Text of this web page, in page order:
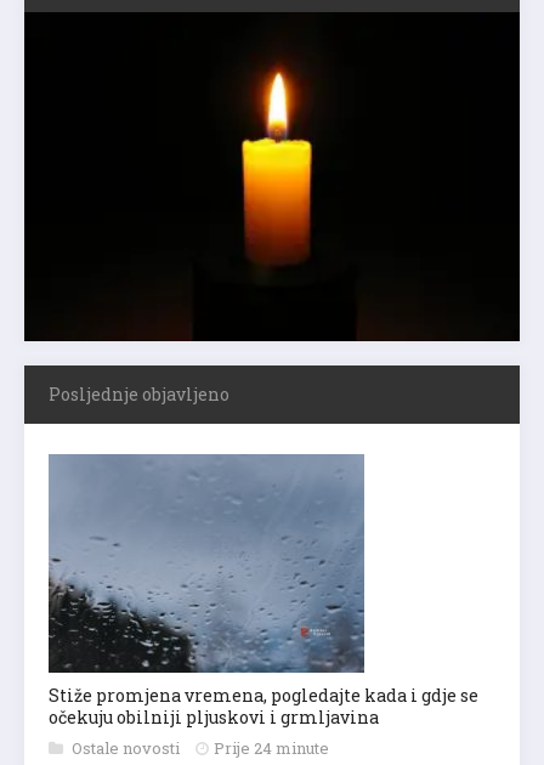
Posljednje objavljeno
Stiže promjena vremena, pogledajte kada i gdje se
očekuju obilniji pljuskovi i grmljavina
Ostale novosti Prije 24 minute